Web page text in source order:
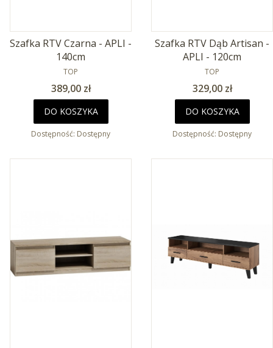
Szafka RTV Czarna - APLI -
140cm
PRODUCENT
TOP
Cena
389,00 zł
DO KOSZYKA
Dostępność: Dostępny
Szafka RTV Dąb Artisan -
APLI - 120cm
PRODUCENT
TOP
Cena
329,00 zł
DO KOSZYKA
Dostępność: Dostępny